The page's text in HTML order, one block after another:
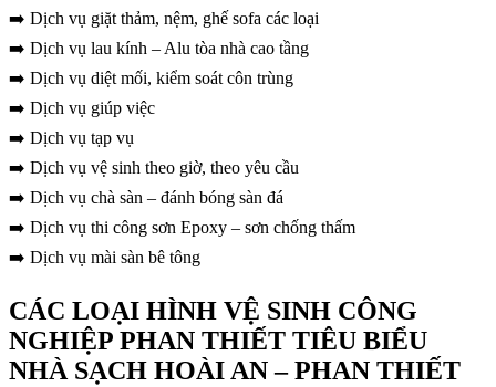
➡️ Dịch vụ giặt thảm, nệm, ghế sofa các loại
➡️ Dịch vụ lau kính – Alu tòa nhà cao tầng
➡️ Dịch vụ diệt mối, kiểm soát côn trùng
➡️ Dịch vụ giúp việc
➡️ Dịch vụ tạp vụ
➡️ Dịch vụ vệ sinh theo giờ, theo yêu cầu
➡️ Dịch vụ chà sàn – đánh bóng sàn đá
➡️ Dịch vụ thi công sơn Epoxy – sơn chống thấm
➡️ Dịch vụ mài sàn bê tông
CÁC LOẠI HÌNH VỆ SINH CÔNG
NGHIỆP PHAN THIẾT TIÊU BIỂU
NHÀ SẠCH HOÀI AN – PHAN THIẾT